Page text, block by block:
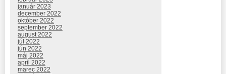
január 2023
december 2022
október 2022
september 2022
august 2022
júl 2022
jún 2022
máj 2022
apríl 2022
marec 2022